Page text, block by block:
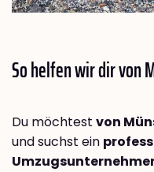
So helfen wir dir von
Du möchtest von
und suchst ein